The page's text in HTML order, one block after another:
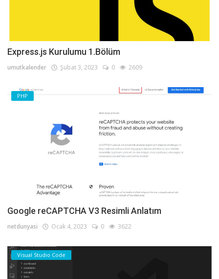
Express.js Kurulumu 1.Bölüm
umutkalender Şubat 3, 2023 0 2609
PHP
Google reCAPTCHA V3 Resimli Anlatım
netdunyasi Ocak 4, 2023 0 3622
Visual Studio Code